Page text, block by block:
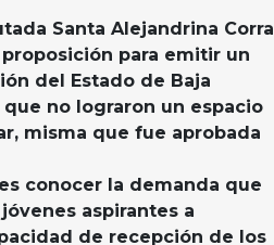
Santa Alejandrina Corral
para emitir un
del Estado de Baja
no lograron un espacio
misma que fue aprobada
conocer la demanda que
aspirantes a
de recepción de los